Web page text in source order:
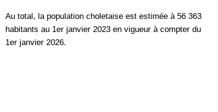
Au total, la population choletaise est estimée à 56 363
habitants au 1er janvier 2023 en vigueur à compter du
1er janvier 2026.